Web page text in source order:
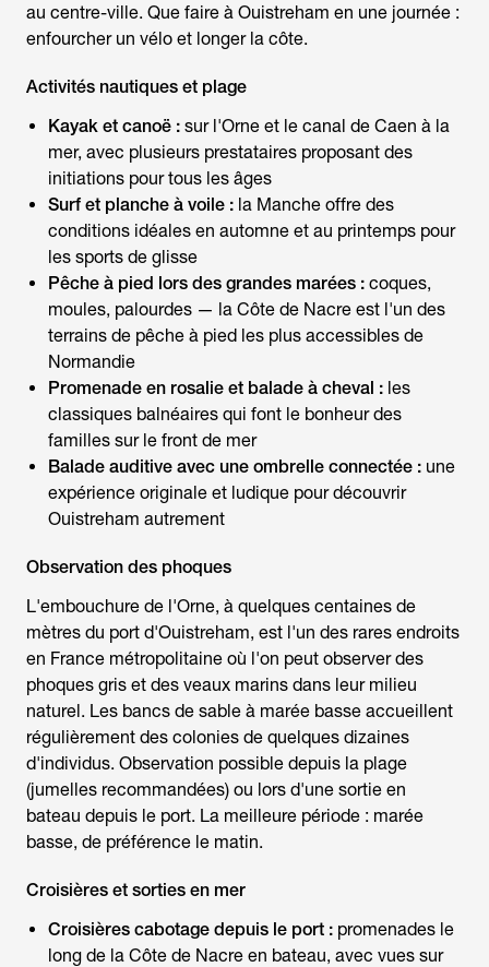
au centre-ville. Que faire à Ouistreham en une journée :
enfourcher un vélo et longer la côte.
Activités nautiques et plage
Kayak et canoë : sur l'Orne et le canal de Caen à la
mer, avec plusieurs prestataires proposant des
initiations pour tous les âges
Surf et planche à voile : la Manche offre des
conditions idéales en automne et au printemps pour
les sports de glisse
Pêche à pied lors des grandes marées : coques,
moules, palourdes — la Côte de Nacre est l'un des
terrains de pêche à pied les plus accessibles de
Normandie
Promenade en rosalie et balade à cheval : les
classiques balnéaires qui font le bonheur des
familles sur le front de mer
Balade auditive avec une ombrelle connectée : une
expérience originale et ludique pour découvrir
Ouistreham autrement
Observation des phoques
L'embouchure de l'Orne, à quelques centaines de
mètres du port d'Ouistreham, est l'un des rares endroits
en France métropolitaine où l'on peut observer des
phoques gris et des veaux marins dans leur milieu
naturel. Les bancs de sable à marée basse accueillent
régulièrement des colonies de quelques dizaines
d'individus. Observation possible depuis la plage
(jumelles recommandées) ou lors d'une sortie en
bateau depuis le port. La meilleure période : marée
basse, de préférence le matin.
Croisières et sorties en mer
Croisières cabotage depuis le port : promenades le
long de la Côte de Nacre en bateau, avec vues sur